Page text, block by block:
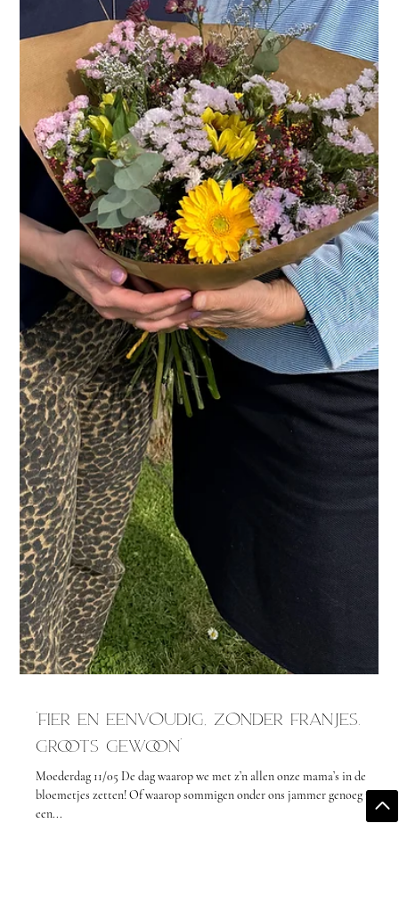
"Fier en eenvoudig, zonder Franjes.